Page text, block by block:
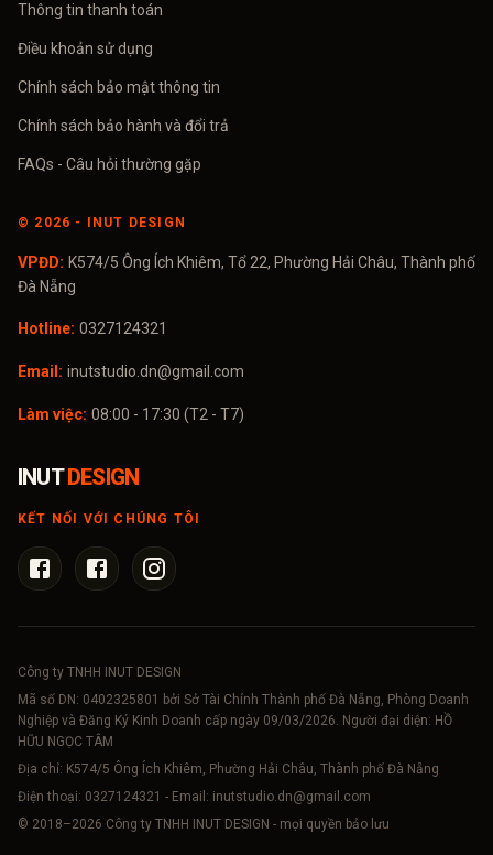
Thông tin thanh toán
Điều khoản sử dụng
Chính sách bảo mật thông tin
Chính sách bảo hành và đổi trả
FAQs - Câu hỏi thường gặp
© 2026 - INUT DESIGN
VPĐD: K574/5 Ông Ích Khiêm, Tổ 22, Phường Hải Châu, Thành phố
Đà Nẵng
Hotline: 0327124321
Email: inutstudio.dn@gmail.com
Làm việc: 08:00 - 17:30 (T2 - T7)
INUT DESIGN
KẾT NỐI VỚI CHÚNG TÔI
Công ty TNHH INUT DESIGN
Mã số DN: 0402325801
bởi Sở Tài Chính Thành phố Đà Nẵng, Phòng Doanh
Nghiệp và Đăng Ký Kinh Doanh cấp ngày 09/03/2026. Người đại diện: HỒ
HỮU NGỌC TÂM
Địa chỉ: K574/5 Ông Ích Khiêm, Phường Hải Châu, Thành phố Đà Nẵng
Điện thoại: 0327124321 - Email: inutstudio.dn@gmail.com
© 2018–2026 Công ty TNHH INUT DESIGN - mọi quyền bảo lưu